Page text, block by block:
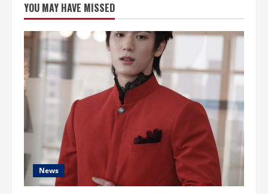
งาน
แถลง
ข่าว
JAPAN
EXPO
THAILAND
ครั้ง
มหกรรม
ญี่ปุ่น
YOU MAY HAVE MISSED
News